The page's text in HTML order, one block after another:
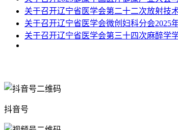
关于召开辽宁省医学会第二十二次放射技
关于召开辽宁省医学会微创妇科分会
关于召开辽宁省医学会第三十四次麻醉学
抖音号